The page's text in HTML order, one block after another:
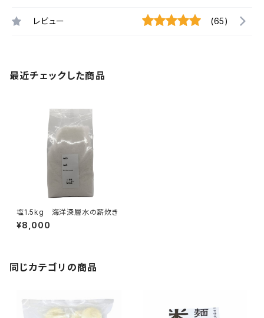
レビュー (65)
最近チェックした商品
塩1.5kg 海洋深層水の薪炊き
¥8,000
同じカテゴリの商品